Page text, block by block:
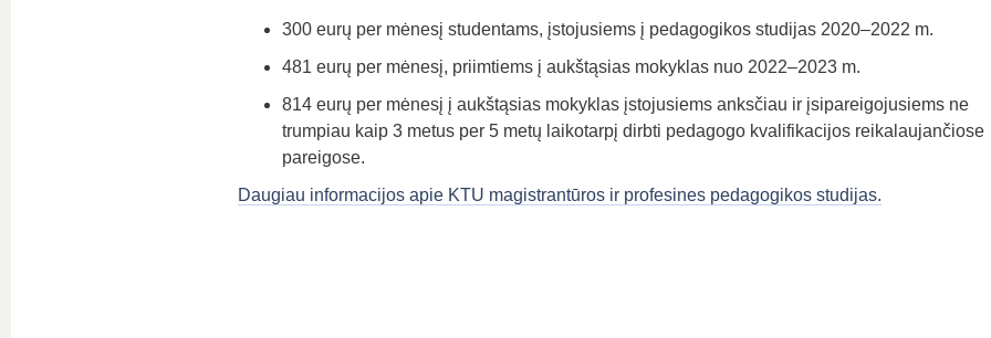
300 eurų per mėnesį studentams, įstojusiems į pedagogikos studijas 2020–2022 m.
481 eurų per mėnesį, priimtiems į aukštąsias mokyklas nuo 2022–2023 m.
814 eurų per mėnesį į aukštąsias mokyklas įstojusiems anksčiau ir įsipareigojusiems ne
trumpiau kaip 3 metus per 5 metų laikotarpį dirbti pedagogo kvalifikacijos reikalaujančiose
pareigose.
Daugiau informacijos apie KTU magistrantūros ir profesines pedagogikos studijas.